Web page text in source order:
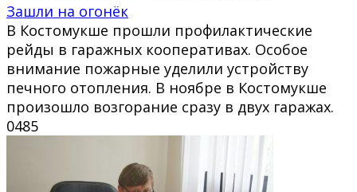
Зашли на огонёк
В Костомукше прошли профилактические
рейды в гаражных кооперативах. Особое
внимание пожарные уделили устройству
печного отопления. В ноябре в Костомукше
произошло возгорание сразу в двух гаражах.
0485